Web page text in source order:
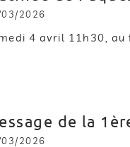
2026
4 avril 11h30, au
de la
2026